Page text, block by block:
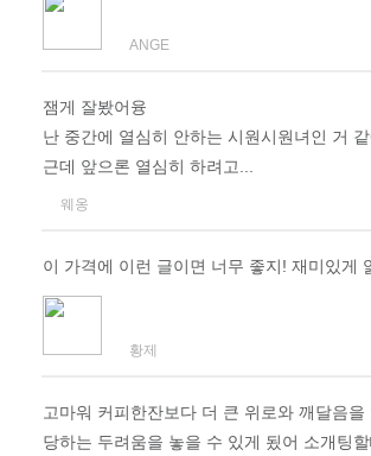
ANGE
잼게 잘봤어융
난 중간에 열심히 안하는 시원시원녀인 거 같
근데 앞으론 열심히 하려고...
웨옹
이 가격에 이런 글이면 너무 좋지! 재미있게
황제
고마워 커피한잔보다 더 큰 위로와 깨달음을
당하는 두려움을 놓을 수 있게 됬어 소개팅